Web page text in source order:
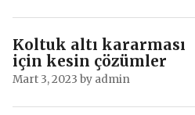
Koltuk altı kararması
için kesin çözümler
Mart 3, 2023 by admin